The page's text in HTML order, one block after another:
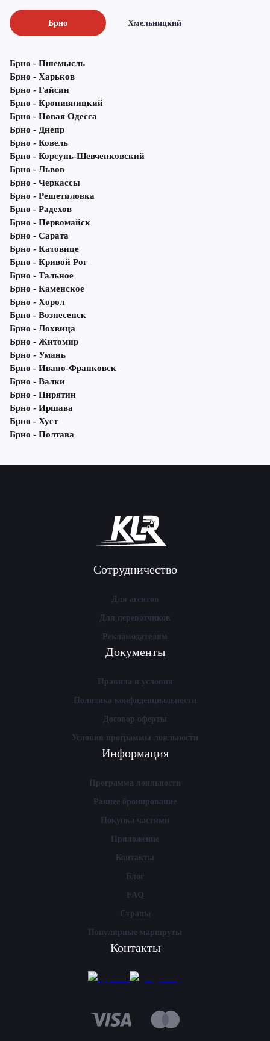
Брно Хмельницкий
Брно - Пшемысль
Брно - Харьков
Брно - Гайсин
Брно - Кропивницкий
Брно - Новая Одесса
Брно - Днепр
Брно - Ковель
Брно - Корсунь-Шевченковский
Брно - Львов
Брно - Черкассы
Брно - Решетиловка
Брно - Радехов
Брно - Первомайск
Брно - Сарата
Брно - Катовице
Брно - Кривой Рог
Брно - Тальное
Брно - Каменское
Брно - Хорол
Брно - Вознесенск
Брно - Лохвица
Брно - Житомир
Брно - Умань
Брно - Ивано-Франковск
Брно - Валки
Брно - Пирятин
Брно - Иршава
Брно - Хуст
Брно - Полтава
Сотрудничество
Для агентов
Для перевозчиков
Рекламодателям
Документы
Правила и условия
Политика конфиденциальности
Договор оферты
Условия программы лояльности
Информация
Программа лояльности
Раннее бронирование
Покупка частями
Приложение
Контакты
Блог
FAQ
Страны
Популярные маршруты
Контакты